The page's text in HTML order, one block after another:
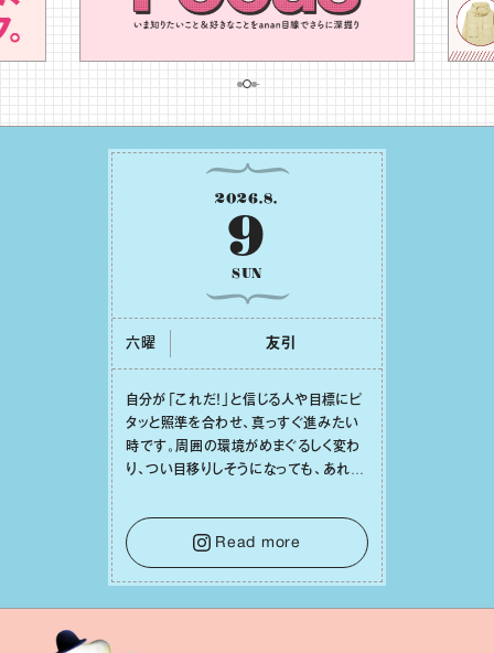
2026.8.
9
SUN
六曜 友引
⾃分が「これだ！」と信じる⼈や⽬標にピ
タッと照準を合わせ、真っすぐ進みたい
時です。周囲の環境がめまぐるしく変わ
り、つい⽬移りしそうになっても、あれこ
をそっと⼿放し、⽬の前のことに集中しま
しょう。そのブレない決意が、あなたにと
って有意義で安定した成果を引き寄せま
す。
Read more